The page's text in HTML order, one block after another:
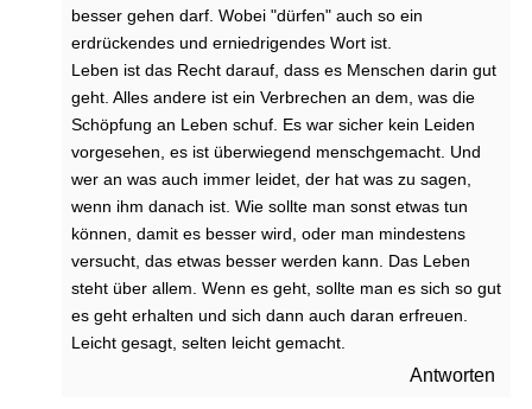
besser gehen darf. Wobei "dürfen" auch so ein
erdrückendes und erniedrigendes Wort ist.
Leben ist das Recht darauf, dass es Menschen darin gut
geht. Alles andere ist ein Verbrechen an dem, was die
Schöpfung an Leben schuf. Es war sicher kein Leiden
vorgesehen, es ist überwiegend menschgemacht. Und
wer an was auch immer leidet, der hat was zu sagen,
wenn ihm danach ist. Wie sollte man sonst etwas tun
können, damit es besser wird, oder man mindestens
versucht, das etwas besser werden kann. Das Leben
steht über allem. Wenn es geht, sollte man es sich so gut
es geht erhalten und sich dann auch daran erfreuen.
Leicht gesagt, selten leicht gemacht.
Antworten
i
B
u
s
t
k
r
e
b
?
M
i